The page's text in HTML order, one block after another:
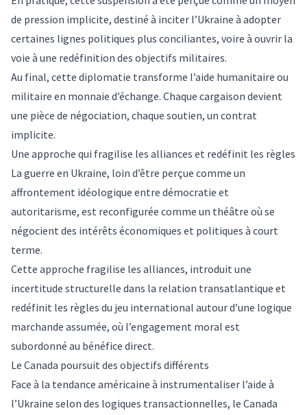
de pression implicite, destiné à inciter l’Ukraine à adopter
certaines lignes politiques plus conciliantes, voire à ouvrir la
voie à une redéfinition des objectifs militaires.
Au final, cette diplomatie transforme l’aide humanitaire ou
militaire en monnaie d’échange. Chaque cargaison devient
une pièce de négociation, chaque soutien, un contrat
implicite.
Une approche qui fragilise les alliances et redéfinit les règles
La guerre en Ukraine, loin d’être perçue comme un
affrontement idéologique entre démocratie et
autoritarisme, est reconfigurée comme un théâtre où se
négocient des intérêts économiques et politiques à court
terme.
Cette approche fragilise les alliances, introduit une
incertitude structurelle dans la relation transatlantique et
redéfinit les règles du jeu international autour d’une logique
marchande assumée, où l’engagement moral est
subordonné au bénéfice direct.
Le Canada poursuit des objectifs différents
Face à la tendance américaine à instrumentaliser l’aide à
l’Ukraine selon des logiques transactionnelles, le Canada